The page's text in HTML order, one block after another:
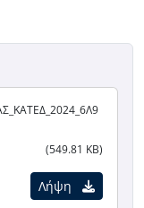
(549.81 KB)
Λήψη